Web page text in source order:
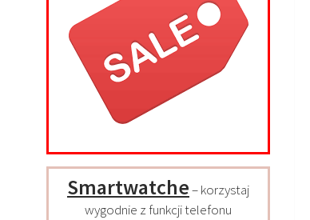
Smartwatche– korzystaj
wygodnie z funkcji telefonu